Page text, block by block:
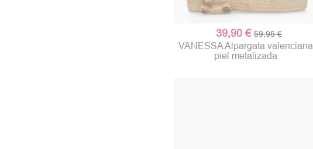
39,90 € 59,95 €
VANESSA Alpargata valenciana
piel metalizada